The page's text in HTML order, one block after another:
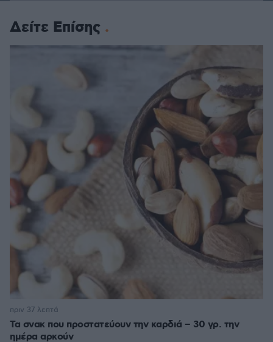
Δείτε Επίσης
Τα σνακ που προστατεύουν την καρδιά – 30 γρ. την
ημέρα αρκούν
πριν 37 λεπτά